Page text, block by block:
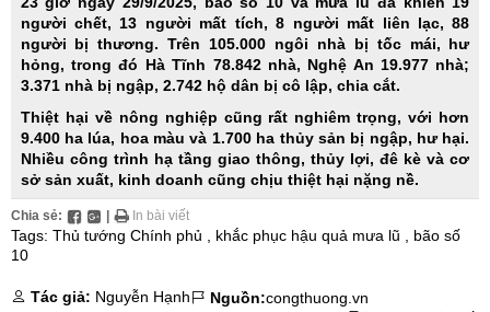
người chết, 13 người mất tích, 8 người mất liên lạc, 88
người bị thương. Trên 105.000 ngôi nhà bị tốc mái, hư
hỏng, trong đó Hà Tĩnh 78.842 nhà, Nghệ An 19.977 nhà;
3.371 nhà bị ngập, 2.742 hộ dân bị cô lập, chia cắt.
Thiệt hại về nông nghiệp cũng rất nghiêm trọng, với hơn
9.400 ha lúa, hoa màu và 1.700 ha thủy sản bị ngập, hư hại.
Nhiều công trình hạ tầng giao thông, thủy lợi, đê kè và cơ
sở sản xuất, kinh doanh cũng chịu thiệt hại nặng nề.
Chia sẻ: | In bài viết
Tags: Thủ tướng Chính phủ khắc phục hậu quả mưa lũ
bão số
10
Tác giả: Nguyễn Hạnh Nguồn:congthuong.vn